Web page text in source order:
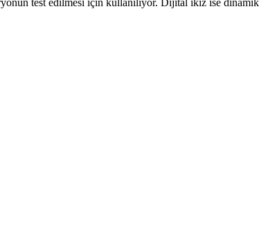
test edilmesi için kullanılıyor. Dijital ikiz ise dinamik